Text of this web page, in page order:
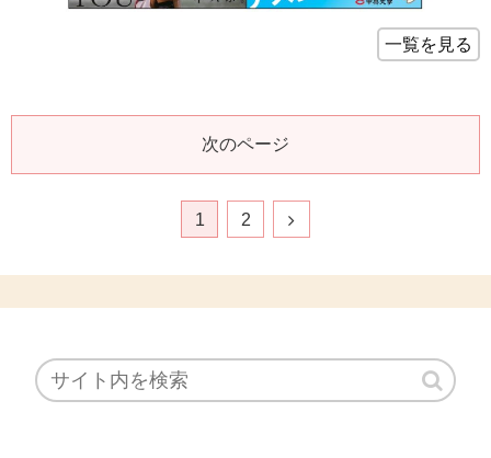
一覧を見る
次のページ
1 2